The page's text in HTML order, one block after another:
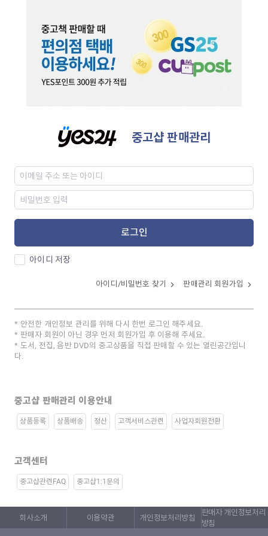
중고샵 판매관리
로그인
아이디 저장
아이디/비밀번호 찾기 판매관리 회원가입
안전한 개인정보 관리를 위해 다시 한번 로그인 해주세요.
판매자 회원이 아닌 경우 먼저 회원가입 후 이용해 주세요.
도서, 전집, 음반 DVD의 중고상품을 직접 판매할 수 있는 열린공간입니
다.
중고샵 판매관리 이용안내
상품등록 상품배송 정산 고객서비스관련 사업자회원전환
고객센터
중고샵관련FAQ 중고샵1:1문의
회사소개 이용약관 개인정보처리방침
판매자 개인정보처리
방침